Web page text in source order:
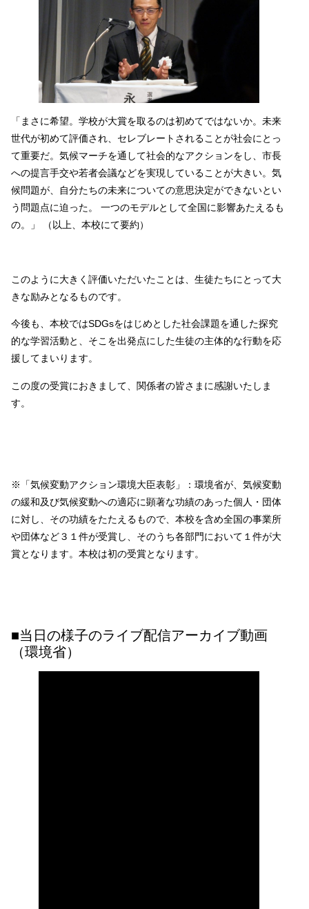
「まさに希望。学校が大賞を取るのは初めてではないか。未来
世代が初めて評価され、セレブレートされることが社会にとっ
て重要だ。気候マーチを通して社会的なアクションをし、市長
への提言手交や若者会議などを実現していることが大きい。気
候問題が、自分たちの未来についての意思決定ができないとい
う問題点に迫った。 一つのモデルとして全国に影響あたえるも
の。」 （以上、本校にて要約）
このように大きく評価いただいたことは、生徒たちにとって大
きな励みとなるものです。
今後も、本校ではSDGsをはじめとした社会課題を通した探究
的な学習活動と、そこを出発点にした生徒の主体的な行動を応
援してまいります。
この度の受賞におきまして、関係者の皆さまに感謝いたしま
す。
※「気候変動アクション環境大臣表彰」：環境省が、気候変動
の緩和及び気候変動への適応に顕著な功績のあった個人・団体
に対し、その功績をたたえるもので、本校を含め全国の事業所
や団体など３１件が受賞し、そのうち各部門において１件が大
賞となります。本校は初の受賞となります。
■当日の様子のライブ配信アーカイブ動画
（環境省）